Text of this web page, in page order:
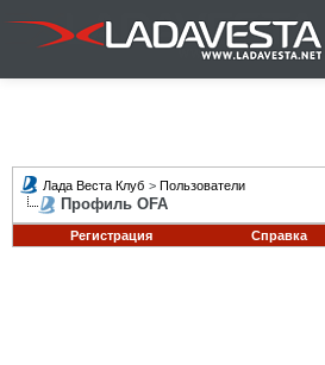
Лада Веста Клуб > Пользователи
Профиль OFA
Регистрация Справка